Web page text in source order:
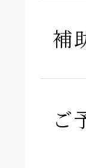
補
ご